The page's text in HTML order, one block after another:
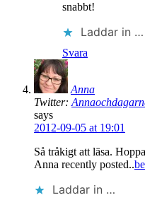
snabbt!
Laddar in …
Svara
Anna
Twitter:
says
2012-09-05 at 19:01
Så tråkigt att läsa.
Anna recently posted..
Laddar in …